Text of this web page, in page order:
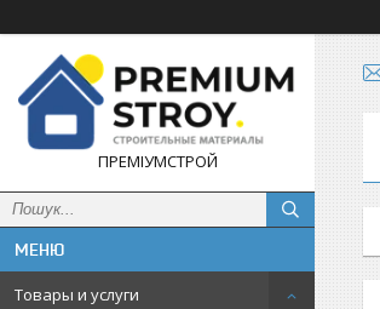
ПРЕМІУМСТРОЙ
Товары и услуги